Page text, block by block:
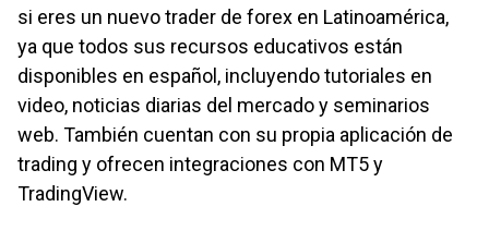
si eres un nuevo trader de forex en Latinoamérica,
ya que todos sus recursos educativos están
disponibles en español, incluyendo tutoriales en
video, noticias diarias del mercado y seminarios
web. También cuentan con su propia aplicación de
trading y ofrecen integraciones con MT5 y
TradingView.